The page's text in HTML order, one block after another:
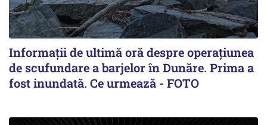
Informații de ultimă oră despre operațiunea
de scufundare a barjelor în Dunăre. Prima a
fost inundată. Ce urmează - FOTO